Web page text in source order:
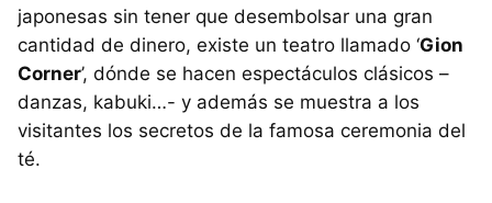
japonesas sin tener que desembolsar una gran
cantidad de dinero, existe un teatro llamado ‘Gion
Corner’, dónde se hacen espectáculos clásicos –
danzas, kabuki…- y además se muestra a los
visitantes los secretos de la famosa ceremonia del
té.